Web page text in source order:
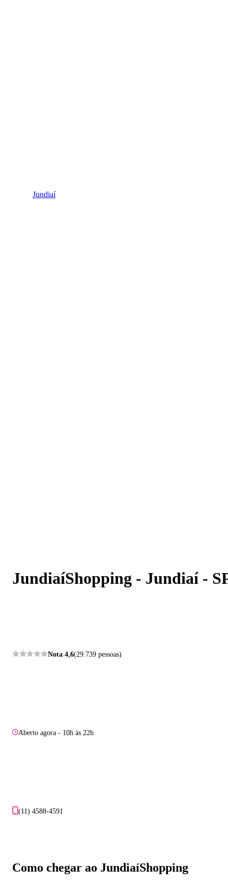
Jundiaí
JundiaíShopping - Jundiaí -
Nota 4,6(29.739 pessoas)
Aberto agora - 10h às 22h
(11) 4588-4591
Como chegar ao JundiaíShopping